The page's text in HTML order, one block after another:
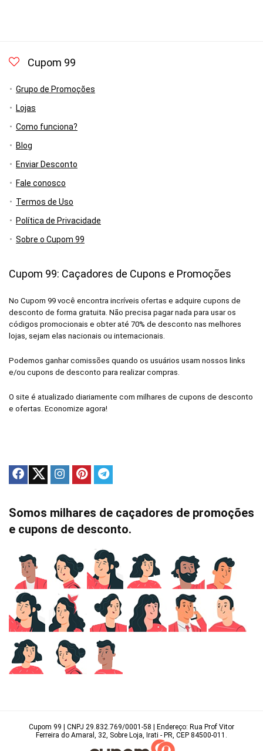
Cupom 99
Grupo de Promoções
Lojas
Como funciona?
Blog
Enviar Desconto
Fale conosco
Termos de Uso
Política de Privacidade
Sobre o Cupom 99
Cupom 99: Caçadores de Cupons e Promoções
No Cupom 99 você encontra incríveis ofertas e adquire cupons de
desconto de forma gratuita. Não precisa pagar nada para usar os
códigos promocionais e obter até 70% de desconto nas melhores
lojas, sejam elas nacionais ou internacionais.
Podemos ganhar comissões quando os usuários usam nossos links
e/ou cupons de desconto para realizar compras.
O site é atualizado diariamente com milhares de cupons de desconto
e ofertas. Economize agora!
Somos milhares de caçadores de promoções
e cupons de desconto.
Cupom 99 | CNPJ 29.832.769/0001-58 | Endereço: Rua Prof Vitor
Ferreira do Amaral, 32, Sobre Loja, Irati - PR, CEP 84500-011.